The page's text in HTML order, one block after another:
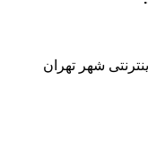
شهر تهران